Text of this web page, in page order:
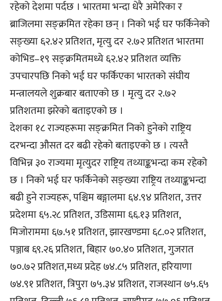
रहेको देशमा पर्दछ । भारतमा भन्दा धेरै अमेरिका र
ब्राजिलमा सङ्क्रमित रहेका छन् । निको भई घर फर्किनेको
सङ्ख्या ६२.४२ प्रतिशत, मृत्यु दर २.७२ प्रतिशत भारतमा
कोभिड–१९ सङ्क्रमितमध्ये ६२.४२ प्रतिशत व्यक्ति
उपचारपछि निको भई घर फर्किएका भारतको संघीय
मन्त्रालयले शुक्रबार बताएको छ । मृत्यु दर २.७२
प्रतिशतमा झरेको बताइएको छ ।
देशका १८ राज्यहरूमा सङ्क्रमित निको हुनेको राष्ट्रिय
दरभन्दा औसत दर बढी रहेको बताइएको छ । त्यस्तै
विभिन्न ३० राज्यमा मृत्युदर राष्ट्रिय तथ्याङ्कभन्दा कम रहेको
छ । निको भई घर फर्किनेको सङ्ख्या राष्ट्रिय तथ्याङ्कभन्दा
बढी हुने राज्यहरू, पश्चिम बङ्गालमा ६४.९४ प्रतिशत, उत्तर
प्रदेशमा ६५.२८ प्रतिशत, उडिसामा ६६.१३ प्रतिशत,
मिजोराममा ६७.५१ प्रतिशत, झारखण्डमा ६८.०२ प्रतिशत,
पञ्जाब ६९.२६ प्रतिशत, बिहार ७०.४० प्रतिशत, गुजरात
७०.७२ प्रतिशत,मध्य प्रदेह ७४.८५ प्रतिशत, हरियाणा
७४.९१ प्रतिशत, त्रिपुरा ७५.३४ प्रतिशत, राजस्थान ७५.६५